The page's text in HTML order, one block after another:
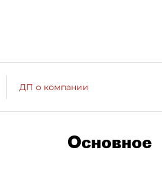
ДП о компании
Основное